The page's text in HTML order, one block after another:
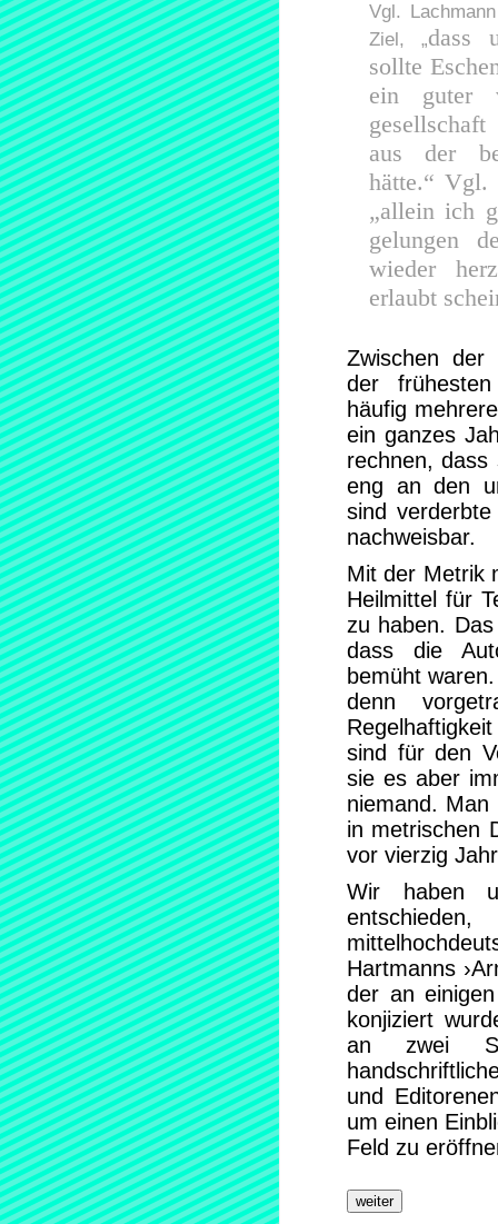
Vgl.
Ziel, „dass
sollte
ein guter
aus der
hätte.“
„allein ich
gelungen
wieder
erlaubt
Zwischen der
der
häufig
ein ganzes
rechnen, dass
eng an den
sind
nachweisbar.
Mit der Metrik
Heilmittel für
zu haben.
dass die
bemüht
denn
sind für den
sie es aber
niemand.
in metrischen
vor vierzig
Wir haben
Hartmanns
der an
konjiziert
an zwei
und
um einen
Feld zu